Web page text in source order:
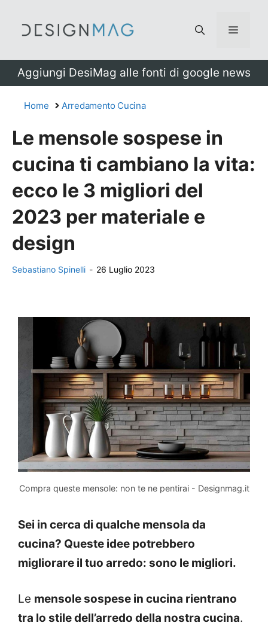
Menu
Aggiungi DesiMag alle fonti di google news
Home Arredamento Cucina
Le mensole sospese in
cucina ti cambiano la vita:
ecco le 3 migliori del
2023 per materiale e
design
Sebastiano Spinelli - 26 Luglio 2023
Compra queste mensole: non te ne pentirai - Designmag.it
Sei in cerca di qualche mensola da
cucina? Queste idee potrebbero
migliorare il tuo arredo: sono le migliori.
Le mensole sospese in cucina rientrano
tra lo stile dell’arredo della nostra cucina.